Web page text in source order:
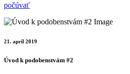
počúvať
21. apríl 2019
Úvod k podobenstvám #2